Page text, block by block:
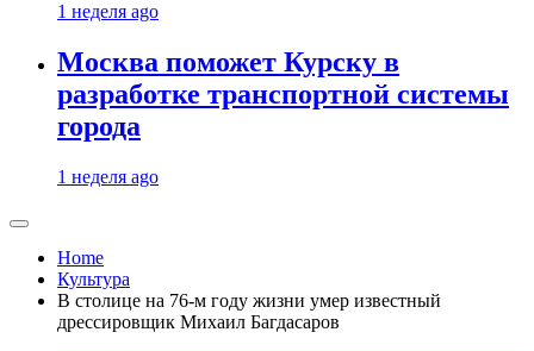
1 неделя ago
Москва поможет Курску в
разработке транспортной системы
города
1 неделя ago
Home
Культура
В столице на 76-м году жизни умер известный
дрессировщик Михаил Багдасаров